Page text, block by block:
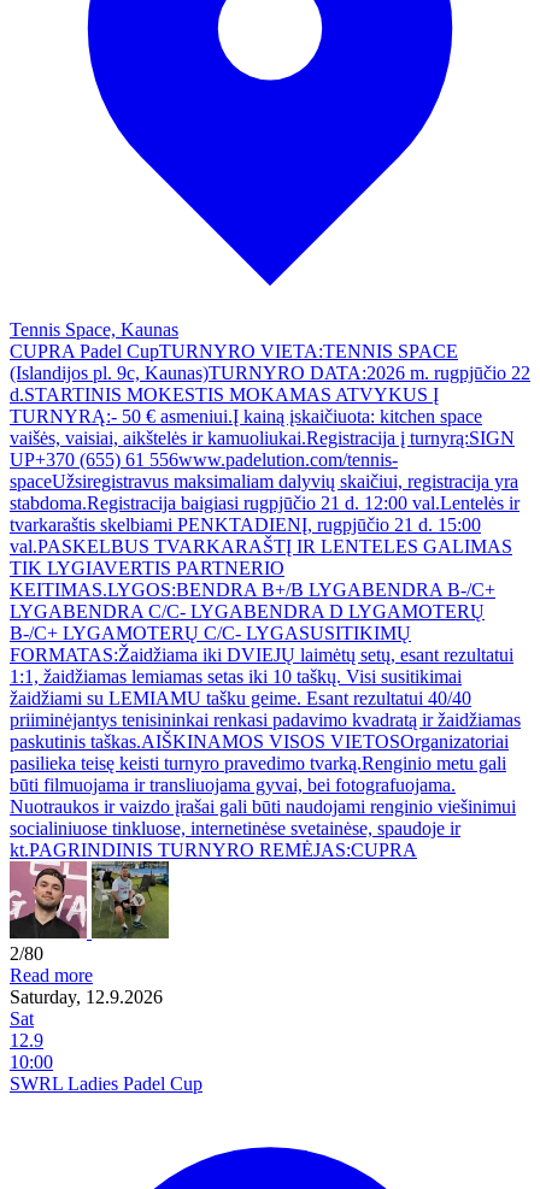
Tennis Space, Kaunas
CUPRA Padel CupTURNYRO VIETA:TENNIS SPACE
(Islandijos pl. 9c, Kaunas)TURNYRO DATA:2026 m. rugpjūčio 22
d.STARTINIS MOKESTIS MOKAMAS ATVYKUS Į
TURNYRĄ:- 50 € asmeniui.Į kainą įskaičiuota: kitchen space
vaišės, vaisiai, aikštelės ir kamuoliukai.Registracija į turnyrą:SIGN
UP+370 (655) 61 556www.padelution.com/tennis-
spaceUžsiregistravus maksimaliam dalyvių skaičiui, registracija yra
stabdoma.Registracija baigiasi rugpjūčio 21 d. 12:00 val.Lentelės ir
tvarkaraštis skelbiami PENKTADIENĮ, rugpjūčio 21 d. 15:00
val.PASKELBUS TVARKARAŠTĮ IR LENTELES GALIMAS
TIK LYGIAVERTIS PARTNERIO
KEITIMAS.LYGOS:BENDRA B+/B LYGABENDRA B-/C+
LYGABENDRA C/C- LYGABENDRA D LYGAMOTERŲ
B-/C+ LYGAMOTERŲ C/C- LYGASUSITIKIMŲ
FORMATAS:Žaidžiama iki DVIEJŲ laimėtų setų, esant rezultatui
1:1, žaidžiamas lemiamas setas iki 10 taškų. Visi susitikimai
žaidžiami su LEMIAMU tašku geime. Esant rezultatui 40/40
priiminėjantys tenisininkai renkasi padavimo kvadratą ir žaidžiamas
paskutinis taškas.AIŠKINAMOS VISOS VIETOSOrganizatoriai
pasilieka teisę keisti turnyro pravedimo tvarką.Renginio metu gali
būti filmuojama ir transliuojama gyvai, bei fotografuojama.
Nuotraukos ir vaizdo įrašai gali būti naudojami renginio viešinimui
socialiniuose tinkluose, internetinėse svetainėse, spaudoje ir
kt.PAGRINDINIS TURNYRO REMĖJAS:CUPRA
2/80
Read more
Saturday, 12.9.2026
Sat
12.9
10:00
SWRL Ladies Padel Cup